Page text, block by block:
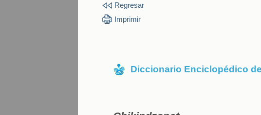
Regresar
Imprimir
Diccionario Enciclopédico